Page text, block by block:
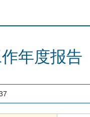
年度报告